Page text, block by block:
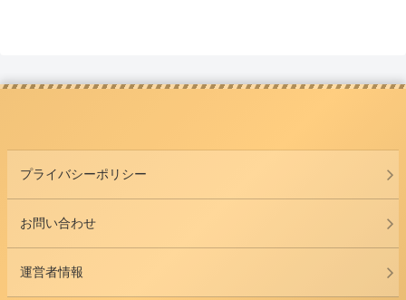
プライバシーポリシー
お問い合わせ
運営者情報